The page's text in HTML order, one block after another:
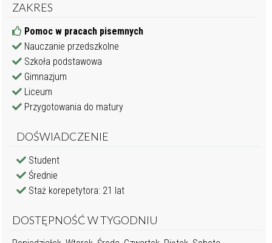
ZAKRES
Pomoc w pracach pisemnych
Nauczanie przedszkolne
Szkoła podstawowa
Gimnazjum
Liceum
Przygotowania do matury
DOŚWIADCZENIE
Student
Średnie
Staż korepetytora: 21 lat
DOSTĘPNOŚĆ W TYGODNIU